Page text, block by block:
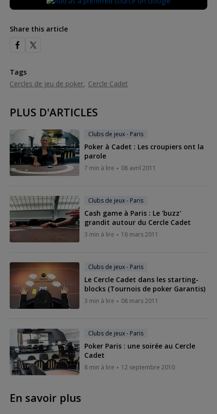
Share this article
Tags
Cercles de jeu de poker Cercle Cadet
PLUS D'ARTICLES
Clubs de jeux - Paris
Poker à Cadet : Les croupiers ont la
parole
7 min à lire 08 avril 2011
Clubs de jeux - Paris
Cash game à Paris : Le 'buzz'
grandit autour du Cercle Cadet
3 min à lire 16 mars 2011
Clubs de jeux - Paris
Le Cercle Cadet dans les starting-
blocks (Tournois de poker Garantis)
3 min à lire 08 mars 2011
Clubs de jeux - Paris
Poker Paris : une soirée au Cercle
Cadet
8 min à lire 12 septembre 2010
En savoir plus